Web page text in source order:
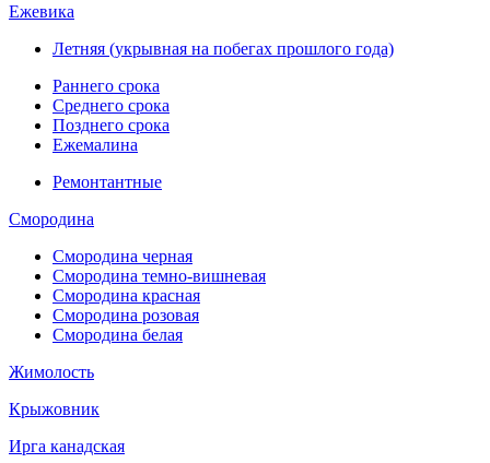
Ежевика
Летняя (укрывная на побегах прошлого года)
Раннего срока
Среднего срока
Позднего срока
Ежемалина
Ремонтантные
Смородина
Смородина черная
Смородина темно-вишневая
Смородина красная
Смородина розовая
Смородина белая
Жимолость
Крыжовник
Ирга канадская